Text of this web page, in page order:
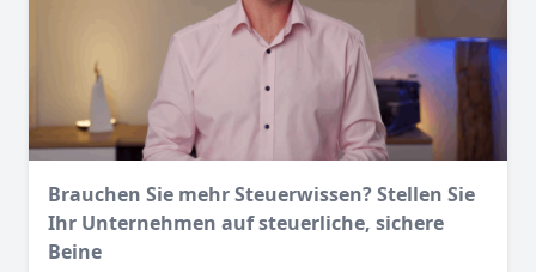
Brauchen Sie mehr Steuerwissen? Stellen Sie
Ihr Unternehmen auf steuerliche, sichere
Beine